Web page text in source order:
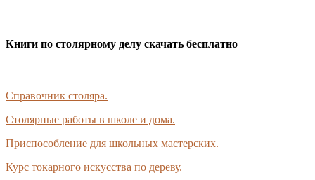
Книги по столярному делу скачать бесплатно
Cправочник столяра.
Столярные работы в школе и дома.
Приспособление для школьных мастерских.
Курс токарного искусства по дереву.